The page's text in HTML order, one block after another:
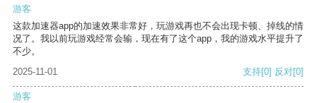
游客
这款加速器app的加速效果非常好，玩游戏再也不会出现卡顿、掉线的情
况了。我以前玩游戏经常会输，现在有了这个app，我的游戏水平提升了
不少。
2025-11-01
支持[0] 反对[0]
游客